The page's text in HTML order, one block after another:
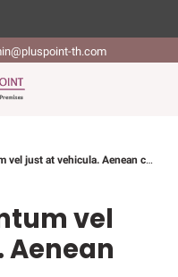
th.com
just at vehicula. Aenean congue
vel